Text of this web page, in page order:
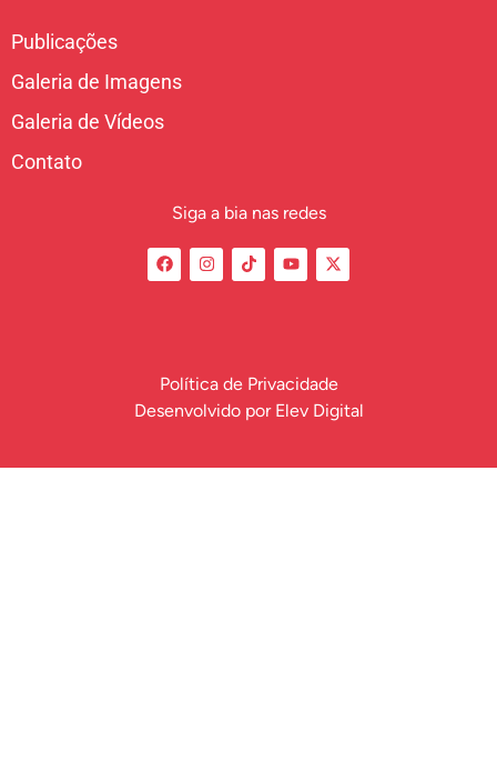
Publicações
Galeria de Imagens
Galeria de Vídeos
Contato
Siga a bia nas redes
Política de Privacidade
Desenvolvido por Elev Digital